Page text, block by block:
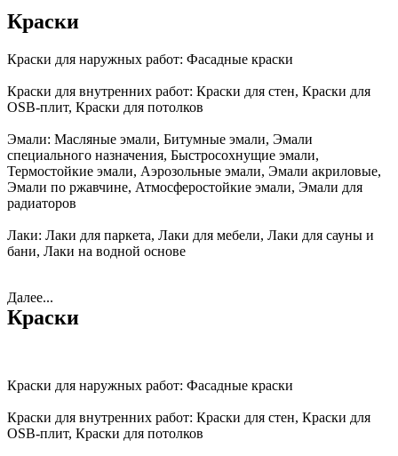
Краски
Краски для наружных работ: Фасадные краски
Краски для внутренних работ: Краски для стен, Краски для
OSB-плит, Краски для потолков
Эмали: Масляные эмали, Битумные эмали, Эмали
специального назначения, Быстросохнущие эмали,
Термостойкие эмали, Аэрозольные эмали, Эмали акриловые,
Эмали по ржавчине, Атмосферостойкие эмали, Эмали для
радиаторов
Лаки: Лаки для паркета, Лаки для мебели, Лаки для сауны и
бани, Лаки на водной основе
Далее...
Краски
Краски для наружных работ: Фасадные краски
Краски для внутренних работ: Краски для стен, Краски для
OSB-плит, Краски для потолков